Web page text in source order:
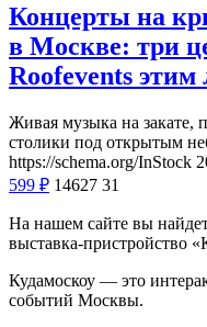
Концерты на
в Москве: три
Roofevents этим
Живая музыка на
столики под открытым
https://schema.org/InStock
599 ₽ 14627 31
На нашем сайте вы
выставка-пристройство
Кудамоскоу — это
событий Москвы.